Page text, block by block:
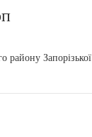
району Запорізької